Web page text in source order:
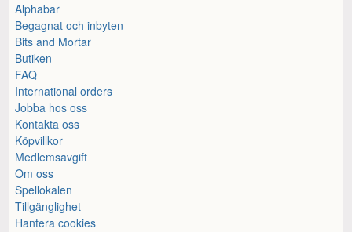
Alphabar
Begagnat och inbyten
Bits and Mortar
Butiken
FAQ
International orders
Jobba hos oss
Kontakta oss
Köpvillkor
Medlemsavgift
Om oss
Spellokalen
Tillgänglighet
Hantera cookies